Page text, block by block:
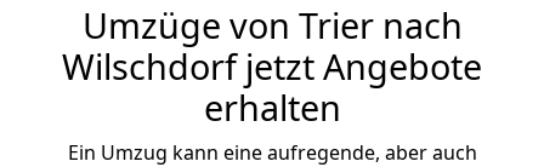
Umzüge von Trier nach
Wilschdorf jetzt Angebote
erhalten
Ein Umzug kann eine aufregende, aber auch